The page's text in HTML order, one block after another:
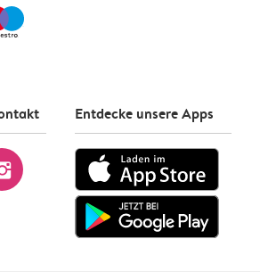
Entdecke unsere Apps